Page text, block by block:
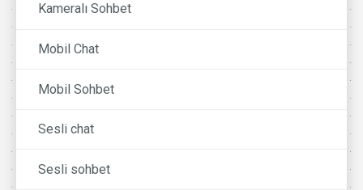
Kameralı Sohbet
Mobil Chat
Mobil Sohbet
Sesli chat
Sesli sohbet